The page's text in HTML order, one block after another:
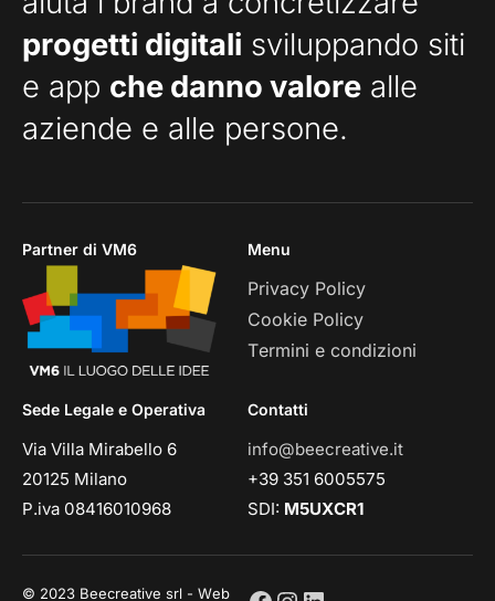
progetti digitali sviluppando siti
e app che danno valore alle
aziende e alle persone.
Partner di VM6 Menu
Privacy Policy
Cookie Policy
Termini e condizioni
Sede Legale e Operativa
Via Villa Mirabello 6
20125 Milano
P.iva 08416010968
Contatti
info@beecreative.it
+39 351 6005575
SDI: M5UXCR1
© 2023 Beecreative srl - Web